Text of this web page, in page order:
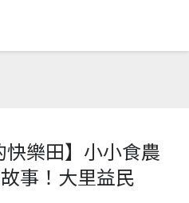
快樂田】小小食農
事！大里益民